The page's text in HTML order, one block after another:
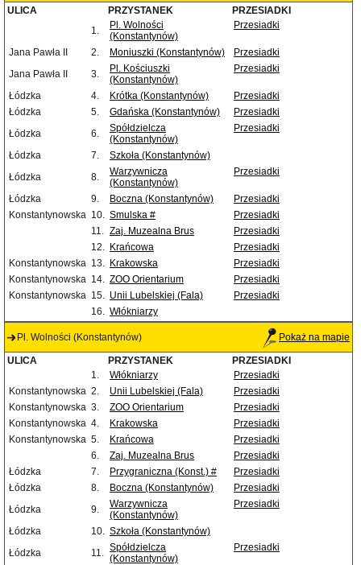
ULICA PRZYSTANEK
PRZESIADKI
1.
Pl. Wolności
(Konstantynów)
Przesiadki
Jana Pawła II 2. Moniuszki (Konstantynów)
Przesiadki
Jana Pawła II
3.
Pl. Kościuszki
(Konstantynów)
Przesiadki
Łódzka 4. Krótka (Konstantynów)
Przesiadki
Łódzka
5. Gdańska (Konstantynów)
Przesiadki
Łódzka
6.
Spółdzielcza
(Konstantynów)
Przesiadki
Łódzka 7.
Szkoła (Konstantynów)
Łódzka
8.
Warzywnicza
(Konstantynów)
Przesiadki
Łódzka 9. Boczna (Konstantynów)
Przesiadki
Konstantynowska 10. Smulska #
Przesiadki
11. Zaj. Muzealna Brus
Przesiadki
12. Krańcowa
Przesiadki
Konstantynowska 13. Krakowska
Przesiadki
Konstantynowska 14. ZOO Orientarium
Przesiadki
Konstantynowska 15. Unii Lubelskiej (Fala)
Przesiadki
16. Włókniarzy
Pl. Wolności (Konstantynów) Pokaż na mapie
ULICA PRZYSTANEK
PRZESIADKI
1.
Włókniarzy
Przesiadki
Konstantynowska 2. Unii Lubelskiej (Fala)
Przesiadki
Konstantynowska 3. ZOO Orientarium
Przesiadki
Konstantynowska 4. Krakowska
Przesiadki
Konstantynowska 5. Krańcowa
Przesiadki
6.
Zaj. Muzealna Brus
Przesiadki
Łódzka
7. Przygraniczna (Konst.) #
Przesiadki
Łódzka
8. Boczna (Konstantynów)
Przesiadki
Łódzka
9.
Warzywnicza
(Konstantynów)
Przesiadki
Łódzka 10. Szkoła (Konstantynów)
Łódzka
11. Spółdzielcza
(Konstantynów)
Przesiadki